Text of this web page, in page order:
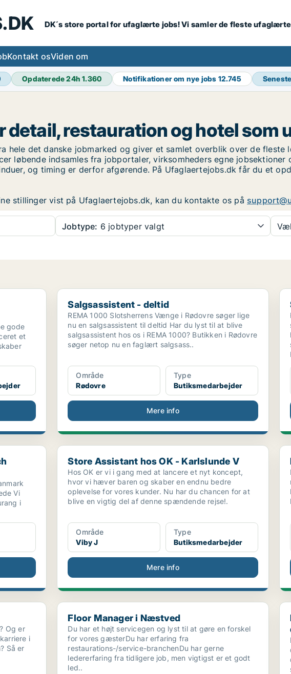
DK´s store portal for ufaglærte jobs! Vi samler de fleste
Kontakt osViden om
Opdaterede 24h1.360 Notifikationer om nye jobs 12.745
detail, restauration og hotel
hele det danske jobmarked og giver et samlet overblik over de fleste
løbende indsamles fra jobportaler, virksomheders egne
og timing er derfor afgørende. På Ufaglaertejobs.dk får du et
stillinger vist på Ufaglaertejobs.dk, kan du kontakte os på
Jobtype: 6 jobtyper valgt
Ejer ...
gode
et
Salgsassistent - deltid
Salgsassistent - deltid
REMA 1000 Slotsherrens Vænge i Rødovre søger lige
nu en salgsassistent til deltid Har du lyst til at blive
salgsassistent hos os i REMA 1000? Butikken i Rødovre
søger netop nu en faglært salgsass..
Område
Rødovre
Type
Butiksmedarbejder
Mere info
Vi
i
Store Assistant hos OK - Karlslunde V
Store Assistant hos OK - Karlslunde V
Hos OK er vi i gang med at lancere et nyt koncept,
hvor vi hæver baren og skaber en endnu bedre
oplevelse for vores kunder. Nu har du chancen for at
blive en vigtig del af denne spændende rejse!.
Område
Viby J
Type
Butiksmedarbejder
Mere info
Og er
i
Så er
Floor Manager i Næstved
Floor Manager i Næstved
Du har et højt servicegen og lyst til at gøre en forskel
for vores gæsterDu har erfaring fra
restaurations-/service-branchenDu har gerne
ledererfaring fra tidligere job, men vigtigst er et godt
led..